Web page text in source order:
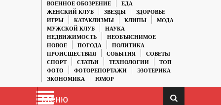
ВОЕННОЕ ОБОЗРЕНИЕ
ЕДА
ЖЕНСКИЙ КЛУБ
ЗВЕЗДЫ
ЗДОРОВЬЕ
ИГРЫ
КАТАКЛИЗМЫ КЛИПЫ
МОДА
МУЖСКОЙ КЛУБ
НАУКА
НЕДВИЖИМОСТЬ
НЕОБЪЯСНИМОЕ
НОВОЕ
ПОГОДА
ПОЛИТИКА
ПРОИСШЕСТВИЯ
СОБЫТИЯ
СОВЕТЫ
СПОРТ
СТАТЬИ ТЕХНОЛОГИИ
ТОП
ФОТО
ФОТОРЕПОРТАЖИ
ЭЗОТЕРИКА
ЭКОНОМИКА
ЮМОР
Меню